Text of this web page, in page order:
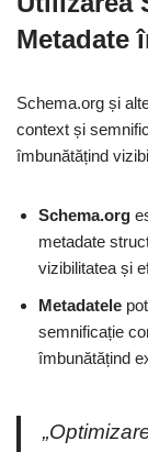
Metadate
Schema.org și
context și
îmbunătățind
Schema.org
metadate
vizibilitatea și
Metadatele
semnificație
îmbunătățind